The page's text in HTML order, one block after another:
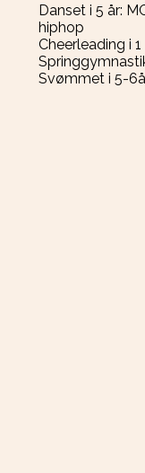
Danset i 5 år:
hiphop
Cheerleading i 1
Svømmet i 5-